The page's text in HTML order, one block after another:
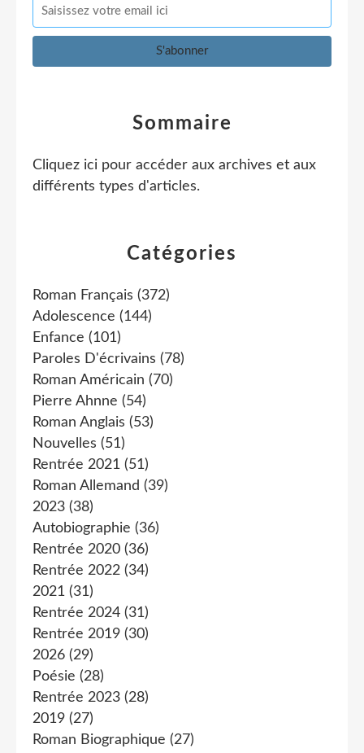
Catégories
Roman Français (372)
Adolescence (144)
Enfance (101)
Paroles D'écrivains (78)
Roman Américain (70)
Pierre Ahnne (54)
Roman Anglais (53)
Nouvelles (51)
Rentrée 2021 (51)
Roman Allemand (39)
2023 (38)
Autobiographie (36)
Rentrée 2020 (36)
Rentrée 2022 (34)
2021 (31)
Rentrée 2024 (31)
Rentrée 2019 (30)
2026 (29)
Poésie (28)
Rentrée 2023 (28)
2019 (27)
Roman Biographique (27)
Sommaire
Cliquez ici pour accéder aux archives et aux
différents types d'articles.